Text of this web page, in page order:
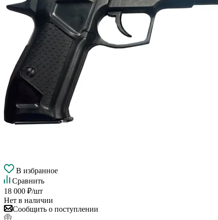
В избранное
Сравнить
18 000 ₽/шт
Нет в наличии
Сообщить о поступлении